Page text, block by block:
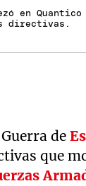
en
directivas.
de
que